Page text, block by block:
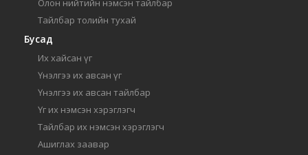
Олон нийтийн нэмсэн тайлбар
Тайлбар толийн тухай
Бусад
Их хайсан үг
Үнэлгээ их авсан үг
Үнэлгээ их авсан тайлбар
Үг их нэмсэн хэрэглэгч
Тайлбар их нэмсэн хэрэглэгч
Ашиглах заавар